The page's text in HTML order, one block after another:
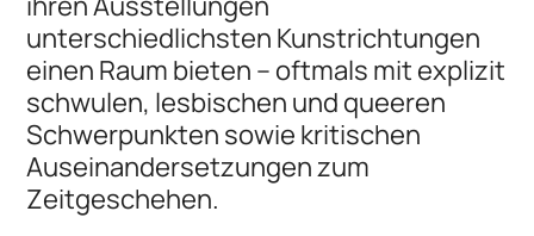
unterschiedlichsten Kunstrichtungen
einen Raum bieten – oftmals mit explizit
schwulen, lesbischen und queeren
Schwerpunkten sowie kritischen
Auseinandersetzungen zum
Zeitgeschehen.